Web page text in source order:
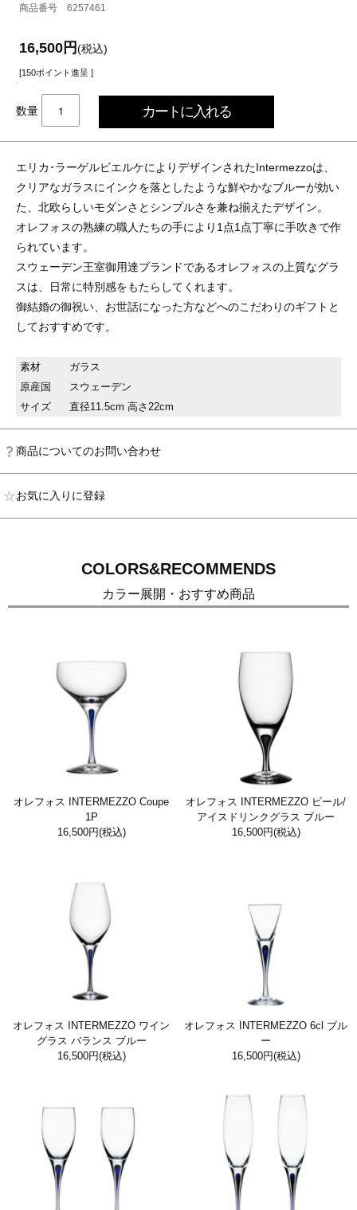
6257461
16,500円(税込)
[150ポイント進呈 ]
数量
エリカ･ラーゲルビエルケによりデザインされたIntermezzoは、
クリアなガラスにインクを落としたような鮮やかなブルーが効い
た、北欧らしいモダンさとシンプルさを兼ね揃えたデザイン。
オレフォスの熟練の職人たちの手により1点1点丁寧に手吹きで作
られています。
スウェーデン王室御用達ブランドであるオレフォスの上質なグラ
スは、日常に特別感をもたらしてくれます。
御結婚の御祝い、お世話になった方などへのこだわりのギフトと
しておすすめです。
素材
ガラス
原産国
スウェーデン
サイズ
直径11.5cm 高さ22cm
商品についてのお問い合わせ
お気に入りに登録
COLORS&RECOMMENDS
カラー展開・おすすめ商品
オレフォス INTERMEZZO Coupe
1P
16,500円(税込)
オレフォス INTERMEZZO ビール/
アイスドリンクグラス ブルー
16,500円(税込)
オレフォス INTERMEZZO ワイン
グラス バランス ブルー
16,500円(税込)
オレフォス INTERMEZZO 6cl ブル
ー
16,500円(税込)